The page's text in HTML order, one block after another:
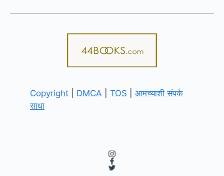
Copyright DMCA TOS
आमच्याशी संपर्क
साधा